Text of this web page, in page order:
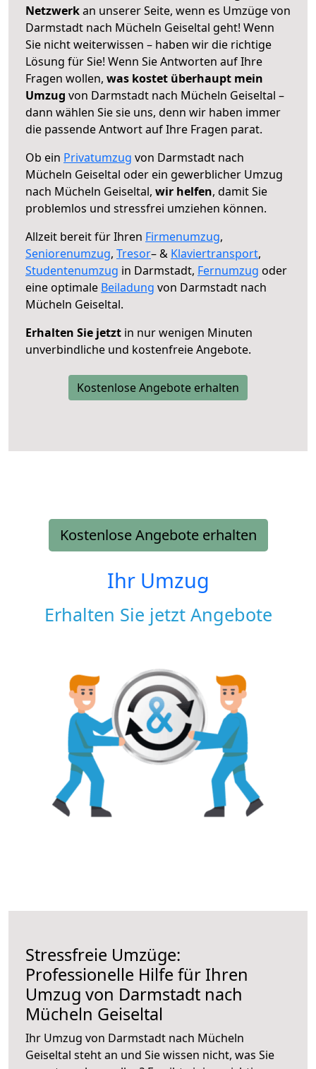
Netzwerkan unserer Seite, wenn es Umzüge von
Darmstadt nach Mücheln Geiseltal geht! Wenn
Sie nicht weiterwissen – haben wir die richtige
Lösung für Sie! Wenn Sie Antworten auf Ihre
Fragen wollen, was kostet überhaupt mein
Umzug von Darmstadt nach Mücheln Geiseltal –
dann wählen Sie sie uns, denn wir haben immer
die passende Antwort auf Ihre Fragen parat.
Ob ein Privatumzug von Darmstadt nach
Mücheln Geiseltal oder ein gewerblicher Umzug
nach Mücheln Geiseltal, wir helfen, damit Sie
problemlos und stressfrei umziehen können.
Allzeit bereit für Ihren Firmenumzug,
Seniorenumzug, Tresor– & Klaviertransport,
Studentenumzug in Darmstadt, Fernumzug oder
eine optimale Beiladung von Darmstadt nach
Mücheln Geiseltal.
Erhalten Sie jetzt in nur wenigen Minuten
unverbindliche und kostenfreie Angebote.
Kostenlose Angebote erhalten
Kostenlose Angebote erhalten
Ihr Umzug
Erhalten Sie jetzt Angebote
Stressfreie Umzüge:
Professionelle Hilfe für Ihren
Umzug von Darmstadt nach
Mücheln Geiseltal
Ihr Umzug von Darmstadt nach Mücheln
Geiseltal steht an und Sie wissen nicht, was Sie